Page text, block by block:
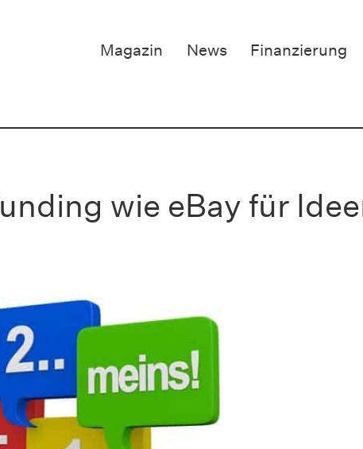
Magazin News Finanzierung
wie eBay für